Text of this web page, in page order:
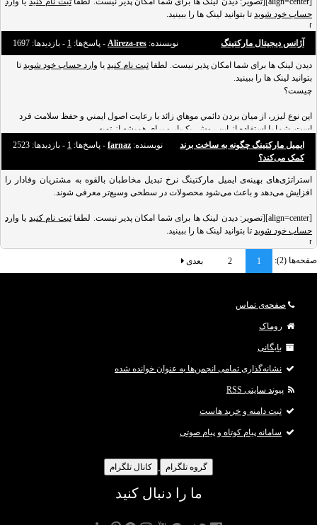
حساب خود شوید تا بتوانید لینک ها را ببینید.
]
که اغلب آن‌ها روی محتوای ویدیویی تأکید ویژه‌ای دارند. ولی اگر یاد نگرفته باشید که این
محتوای ویدیویی را چگونه تولید کنید، تلاش شما در این حوزه فقط به خستگی و دلسردی
منجر می‌شود.
نویسنده: Alireza-res - پاسخ‌ها: 1 - بازدید‌ها: 1697 آژانس دیجیتال مارکتینگ
دیدن لینک ها برای شما امکان پذیر نیست. لطفا ثبت نام کنید یا وارد حساب خود شوید تا
بتوانید لینک ها را ببینید.
چيست؟
اين نوع ليزر، از ميان بردن دائمي موهاي زائد با رعايت اصول ايمني و حفظ سلامت فرد
است. شما با استفاده از اين روش، يک‌بار و براي هميشه از تهيه
بازاريابي ديجيتال چيست ؟
دیدن لینک ها برای شما امکان پذیر نیست. لطفا
يا همان بازاریابی دیجیتال چه در ابعاد بزرگ اجرا شود و چه در ابعاد کوچک، موتور کسب و
کار امروز است! يک [url=http://respinatech.com/%D8%B1%D9%88%D8%B4-
%D8%A8%D8%A7%D8%B2%D8%A7%D8%B1%DB%8
نویسنده: farnaz - پاسخ‌ها: 1 - بازدید‌ها: 2523
ایمیل مارکتینگ چگونه به ساخت برند
کمک می‌کند؟
استراتژی‌های بهینه‌ی ایمیل مارکتینگ نرخ تبدیل مخاطبان بالقوه به مشتریان وفادار را
افزایش می‌دهد و باعث می‌شود محصولات در سطحی وسیع‌تر معرفی شوند.
[align=center][تصویر: دیدن لینک ها برای شما امکان پذیر نیست. لطفا ثبت نام کنید یا وارد
حساب خود شوید تا بتوانید لینک ها را ببینید.
]
آمار برای اثبات
صفحه‌ها (2): 1
2 بعدی
صفحه‌ی تماس
روماک
بایگانی
نشانه‌گذاری تمامی انجمن‌ها به عنوان خوانده شده
پیوند سایتی RSS
ثبت دامنه و خرید هاست
سامانه پیام کوتاه و پیام صوتی
گروه تلگرام کانال تلگرام
ما را دنبال کنید